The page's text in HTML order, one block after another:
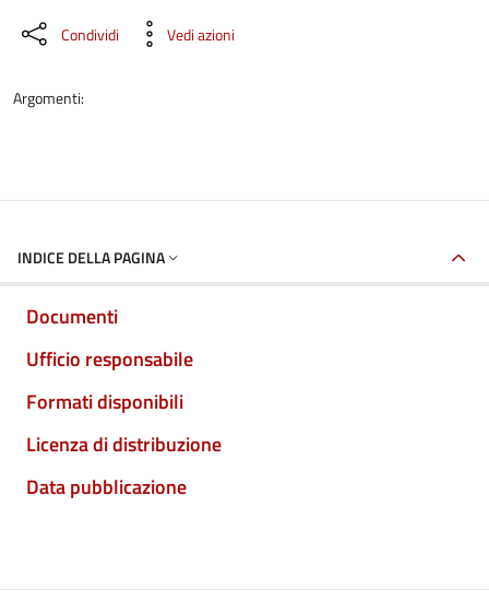
Condividi Vedi azioni
Argomenti:
INDICE DELLA PAGINA
Documenti
Ufficio responsabile
Formati disponibili
Licenza di distribuzione
Data pubblicazione